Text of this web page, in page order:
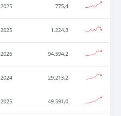
2025 775,4
2025 1.224,3
2025 94.594,2
2024 29.213,2
2025 49.591,0